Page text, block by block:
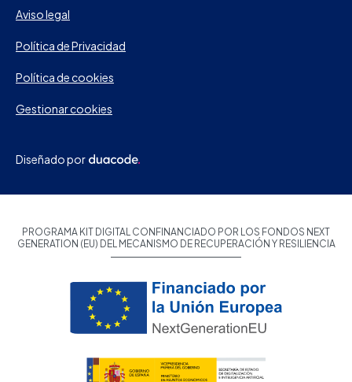
Aviso legal
Política de Privacidad
Política de cookies
Gestionar cookies
Diseñado por
PROGRAMA KIT DIGITAL CONFINANCIADO POR LOS FONDOS NEXT
GENERATION (EU) DEL MECANISMO DE RECUPERACIÓN Y RESILIENCIA